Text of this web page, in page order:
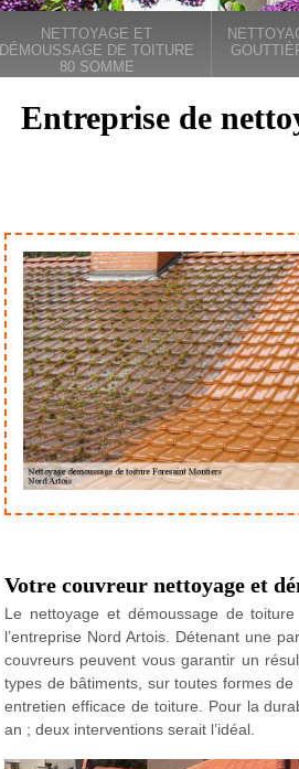
NETTOYAGE ET
DÉMOUSSAGE DE TOITURE
80 SOMME
Entreprise de
Votre couvreur nettoyage et
Le nettoyage et démoussage de
l’entreprise Nord Artois. Détenant une
couvreurs peuvent vous garantir un
types de bâtiments, sur toutes formes
entretien efficace de toiture. Pour la
an ; deux interventions serait l’idéal.